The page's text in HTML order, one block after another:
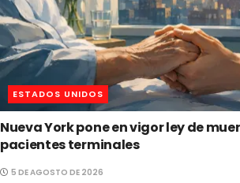
ESTADOS UNIDOS
Nueva York pone en vigor ley de
pacientes terminales
5 DE AGOSTO DE 2026